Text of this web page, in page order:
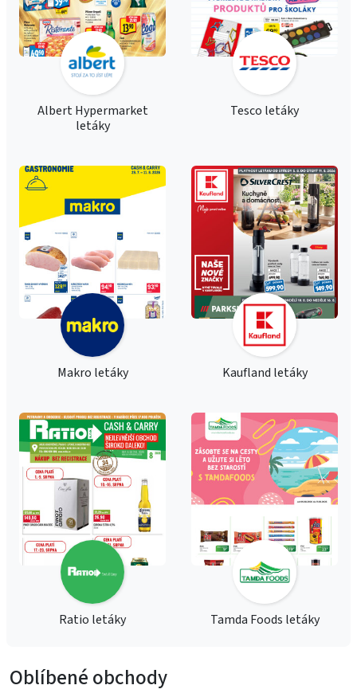
Albert Hypermarket
letáky
Tesco letáky
Makro letáky Kaufland letáky
Ratio letáky Tamda Foods letáky
Oblíbené obchody